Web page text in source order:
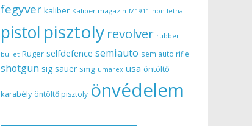
fegyver kaliber Kaliber magazin M1911 non lethal
pistol pisztoly revolver rubber
bullet Ruger selfdefence semiauto semiauto rifle
shotgun sig sauer smg umarex usa öntöltő
karabély öntöltő pisztoly önvédelem